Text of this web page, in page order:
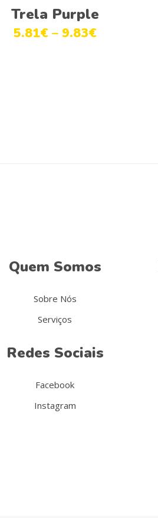
Ver opções
Trela Purple
5.81€ – 9.83€
Quem Somos
Sobre Nós
Serviços
Redes Sociais
Facebook
Instagram